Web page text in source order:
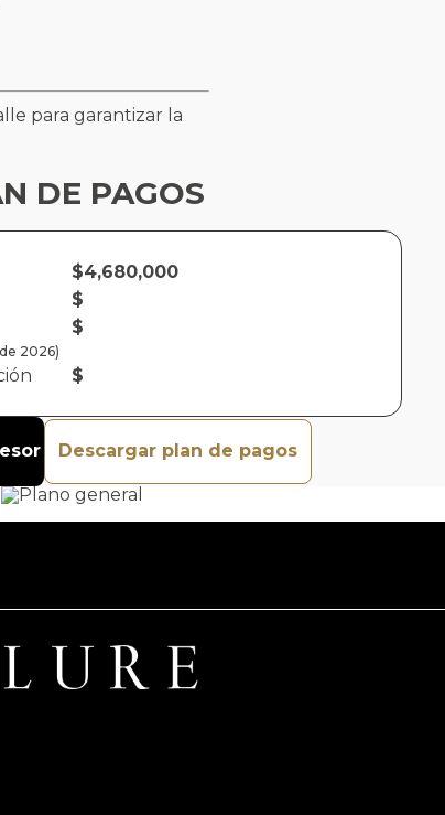
para garantizar la
DE PAGOS
2026)
$4,680,000
$
$
$
Descargar plan de pagos